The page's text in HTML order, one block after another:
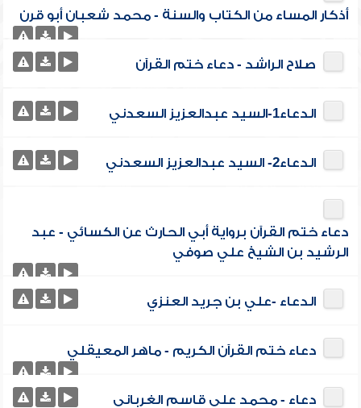
أذكار المساء من الكتاب والسنة - محمد شعبان أبو قرن
صلاح الراشد - دعاء ختم القرآن
الدعاء1-السيد عبدالعزيز السعدني
الدعاء2- السيد عبدالعزيز السعدني
دعاء ختم القرآن برواية أبي الحارث عن الكسائي - عبد
الرشيد بن الشيخ علي صوفي
الدعاء -علي بن جريد العنزي
دعاء ختم القرآن الكريم - ماهر المعيقلي
دعاء - محمد علي قاسم الغرباني